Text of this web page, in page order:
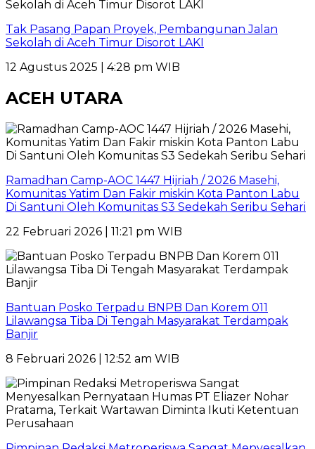
Tak Pasang Papan Proyek, Pembangunan Jalan
Sekolah di Aceh Timur Disorot LAKI
12 Agustus 2025 | 4:28 pm WIB
ACEH UTARA
Ramadhan Camp-AOC 1447 Hijriah / 2026 Masehi,
Komunitas Yatim Dan Fakir miskin Kota Panton Labu
Di Santuni Oleh Komunitas S3 Sedekah Seribu Sehari
22 Februari 2026 | 11:21 pm WIB
Bantuan Posko Terpadu BNPB Dan Korem 011
Lilawangsa Tiba Di Tengah Masyarakat Terdampak
Banjir
8 Februari 2026 | 12:52 am WIB